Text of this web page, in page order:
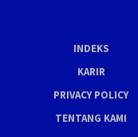
INDEKS
KARIR
PRIVACY POLICY
TENTANG KAMI